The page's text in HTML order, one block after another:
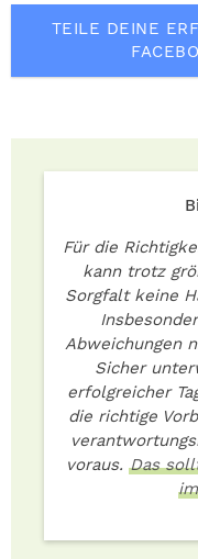
TEILE DEINE
Für die
kann trotz
Sorgfalt keine
Abweichungen
Sicher
erfolgreicher
die richtige
voraus. Das